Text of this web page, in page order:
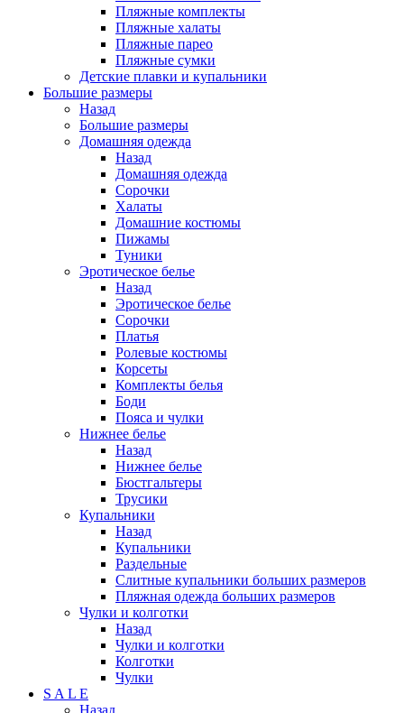
Пляжные комплекты
Пляжные халаты
Пляжные парео
Пляжные сумки
Детские плавки и купальники
Большие размеры
Назад
Большие размеры
Домашняя одежда
Назад
Домашняя одежда
Сорочки
Халаты
Домашние костюмы
Пижамы
Туники
Эротическое белье
Назад
Эротическое белье
Сорочки
Платья
Ролевые костюмы
Корсеты
Комплекты белья
Боди
Пояса и чулки
Нижнее белье
Назад
Нижнее белье
Бюстгальтеры
Трусики
Купальники
Назад
Купальники
Раздельные
Слитные купальники больших размеров
Пляжная одежда больших размеров
Чулки и колготки
Назад
Чулки и колготки
Колготки
Чулки
S A L E
Назад